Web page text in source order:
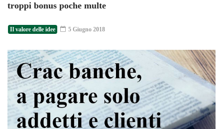
troppi bonus poche multe
Il valore delle idee 5 Giugno 2018